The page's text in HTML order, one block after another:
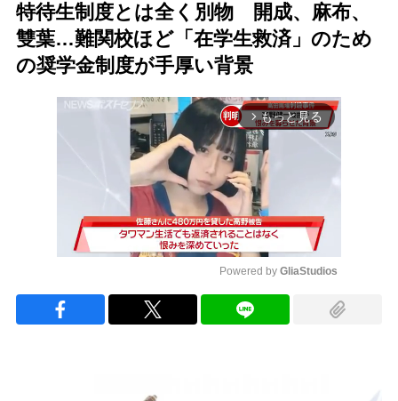
特待生制度とは全く別物 開成、麻布、
雙葉…難関校ほど「在学生救済」のため
の奨学金制度が手厚い背景
arrow_forward_ios もっと見る
Powered by GliaStudios